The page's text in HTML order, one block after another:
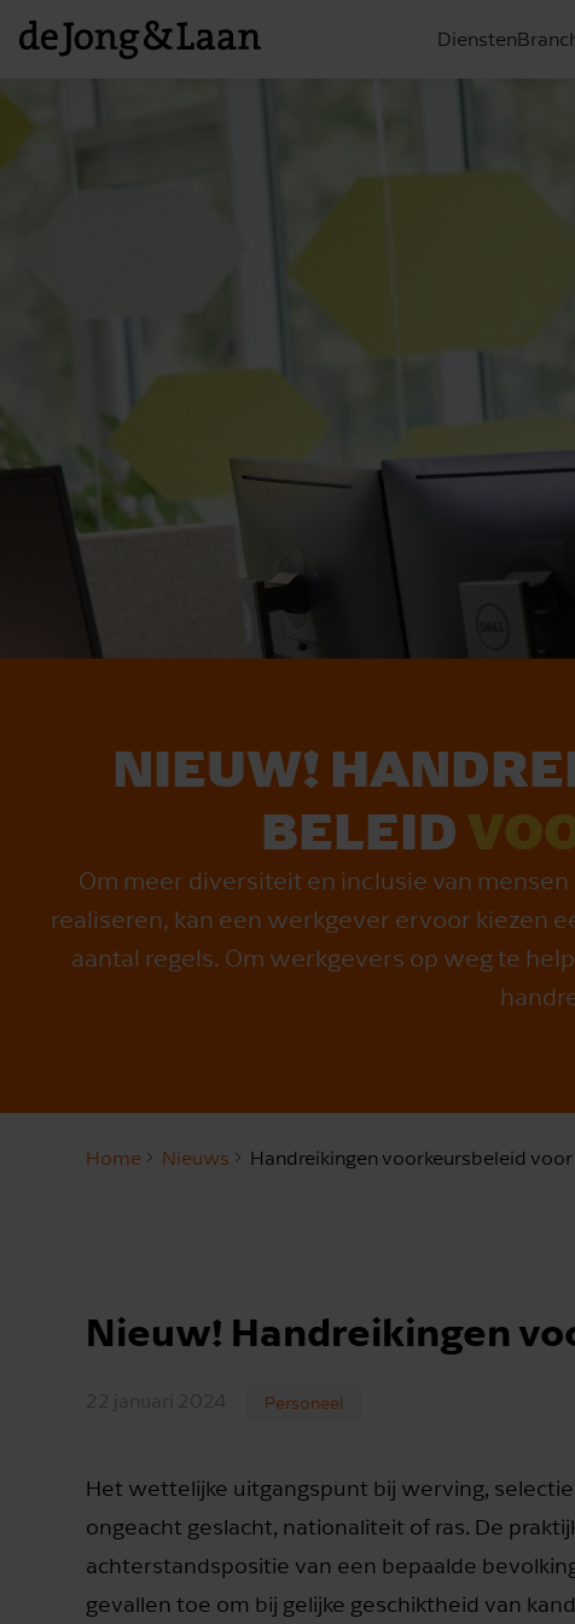
Diensten
NIEUW!
BELEID
Om meer diversiteit en inclusie van
realiseren, kan een werkgever ervoor kiezen
aantal regels. Om werkgevers op weg te
Home Nieuws Handreikingen voorkeursbeleid
Nieuw! Handreikingen
22 januari 2024 Personeel
Het wettelijke uitgangspunt bij werving,
ongeacht geslacht, nationaliteit of ras. De
achterstandspositie van een bepaalde
gevallen toe om bij gelijke geschiktheid van